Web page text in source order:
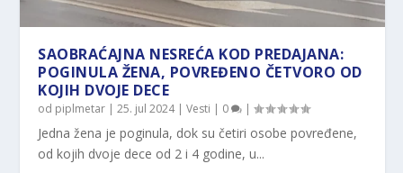
SAOBRAĆAJNA NESREĆA KOD PREDAJANA:
POGINULA ŽENA, POVREĐENO ČETVORO OD
KOJIH DVOJE DECE
od piplmetar |25. jul 2024|Vesti | 0 |
Jedna žena je poginula, dok su četiri osobe povređene,
od kojih dvoje dece od 2 i 4 godine, u...